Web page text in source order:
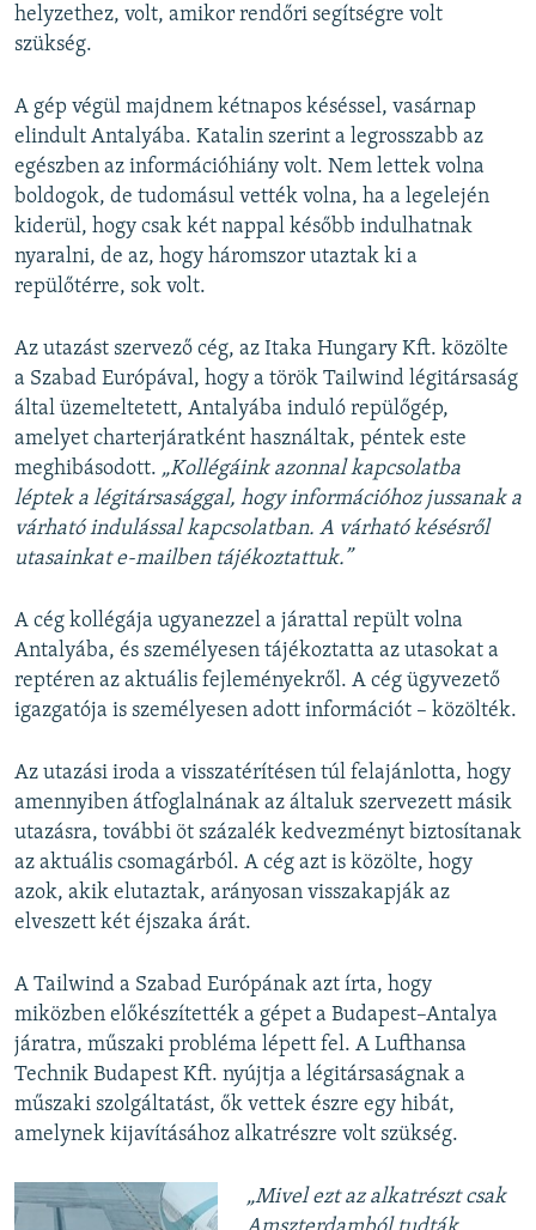
helyzethez, volt, amikor rendőri segítségre volt
szükség.
A gép végül majdnem kétnapos késéssel, vasárnap
elindult Antalyába. Katalin szerint a legrosszabb az
egészben az információhiány volt. Nem lettek volna
boldogok, de tudomásul vették volna, ha a legelején
kiderül, hogy csak két nappal később indulhatnak
nyaralni, de az, hogy háromszor utaztak ki a
repülőtérre, sok volt.
Az utazást szervező cég, az Itaka Hungary Kft. közölte
a Szabad Európával, hogy a török Tailwind légitársaság
által üzemeltetett, Antalyába induló repülőgép,
amelyet charterjáratként használtak, péntek este
meghibásodott. „Kollégáink azonnal kapcsolatba
léptek a légitársasággal, hogy információhoz jussanak a
várható indulással kapcsolatban. A várható késésről
utasainkat e-mailben tájékoztattuk.”
A cég kollégája ugyanezzel a járattal repült volna
Antalyába, és személyesen tájékoztatta az utasokat a
reptéren az aktuális fejleményekről. A cég ügyvezető
igazgatója is személyesen adott információt – közölték.
Az utazási iroda a visszatérítésen túl felajánlotta, hogy
amennyiben átfoglalnának az általuk szervezett másik
utazásra, további öt százalék kedvezményt biztosítanak
az aktuális csomagárból. A cég azt is közölte, hogy
azok, akik elutaztak, arányosan visszakapják az
elveszett két éjszaka árát.
A Tailwind a Szabad Európának azt írta, hogy
miközben előkészítették a gépet a Budapest–Antalya
járatra, műszaki probléma lépett fel. A Lufthansa
Technik Budapest Kft. nyújtja a légitársaságnak a
műszaki szolgáltatást, ők vettek észre egy hibát,
amelynek kijavításához alkatrészre volt szükség.
„Mivel ezt az alkatrészt csak